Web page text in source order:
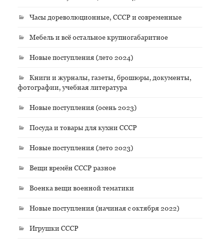
Часы дореволюционные, СССР и современные
Мебель и всё остальное крупногабаритное
Новые поступления (лето 2024)
Книги и журналы, газеты, брошюры, документы,
фотографии, учебная литература
Новые поступления (осень 2023)
Посуда и товары для кухни СССР
Новые поступления (лето 2023)
Вещи времён СССР разное
Военка вещи военной тематики
Новые поступления (начиная с октября 2022)
Игрушки СССР